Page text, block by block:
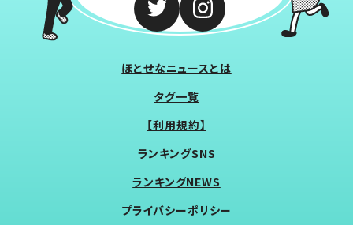
ほとせなニュースとは
タグ一覧
【利用規約】
ランキングSNS
ランキングNEWS
プライバシーポリシー